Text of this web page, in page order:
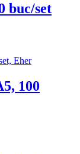
buc/set
100